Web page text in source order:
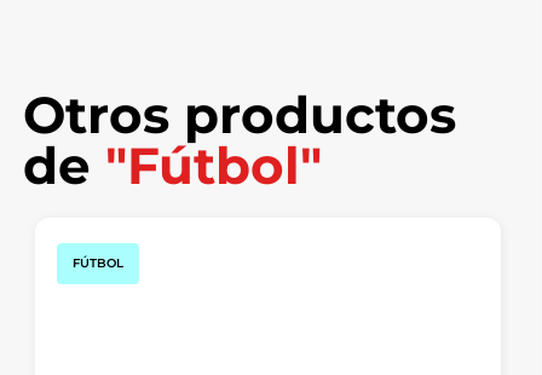
Otros productos
de "Fútbol"
FÚTBOL